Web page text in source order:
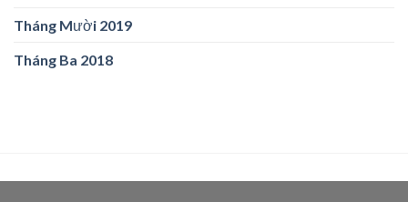
Tháng Mười 2019
Tháng Ba 2018